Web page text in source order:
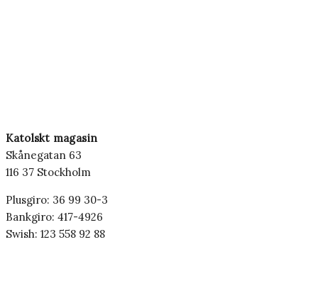
Katolskt magasin
Skånegatan 63
116 37 Stockholm
Plusgiro: 36 99 30-3
Bankgiro: 417-4926
Swish: 123 558 92 88